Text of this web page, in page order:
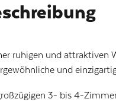
ruhigen und attraktiven
und
3- bis 4-